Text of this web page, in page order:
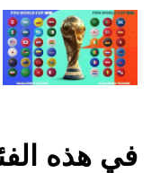
في هذه